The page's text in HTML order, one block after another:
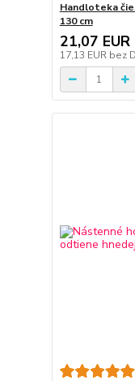
Handloteka
130 cm
21,07 EUR
17,13 EUR bez